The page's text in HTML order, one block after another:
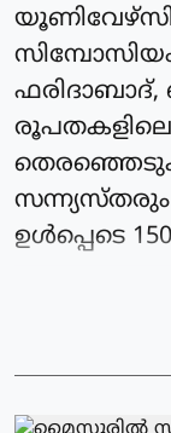
രൂപതകളിലെ
സന്ന്യസ്‌തരും
ഉൾപ്പെടെ